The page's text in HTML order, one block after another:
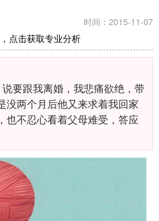
时间：2015-11-07
点击获取专业分析
要跟我离婚，我悲痛欲绝，带
没两个月后他又来求着我回家
也不忍心看着父母难受，答应